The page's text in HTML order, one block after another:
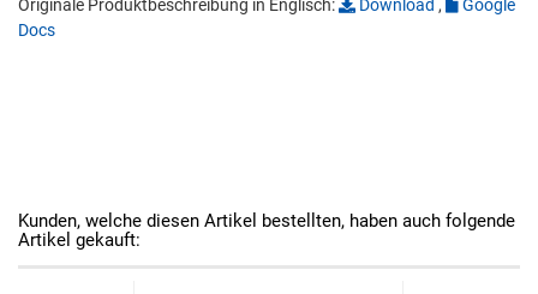
Originale Produktbeschreibung in Englisch:
Download ,
Google
Docs
Kunden, welche diesen Artikel bestellten, haben auch folgende
Artikel gekauft: